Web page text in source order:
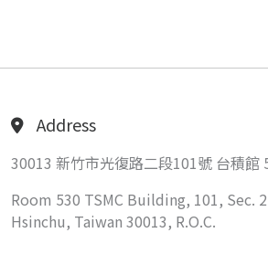
Address
30013 新竹市光復路二段101號 台積館
Room 530 TSMC Building, 101, Sec.
Hsinchu, Taiwan 30013, R.O.C.